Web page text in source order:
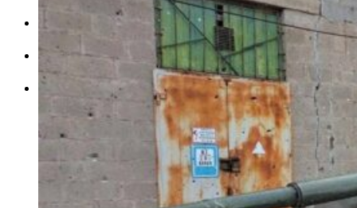
CULTURE
MULTIMÉDIAS